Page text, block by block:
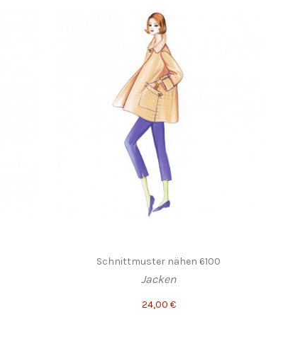
Schnittmuster nähen 6100
Jacken
24,00 €